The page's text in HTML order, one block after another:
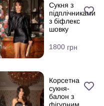
Сукня з
підплічниками
з біфлекс
шовку
1800 грн
Корсетна
сукня-
балон з
фігурним